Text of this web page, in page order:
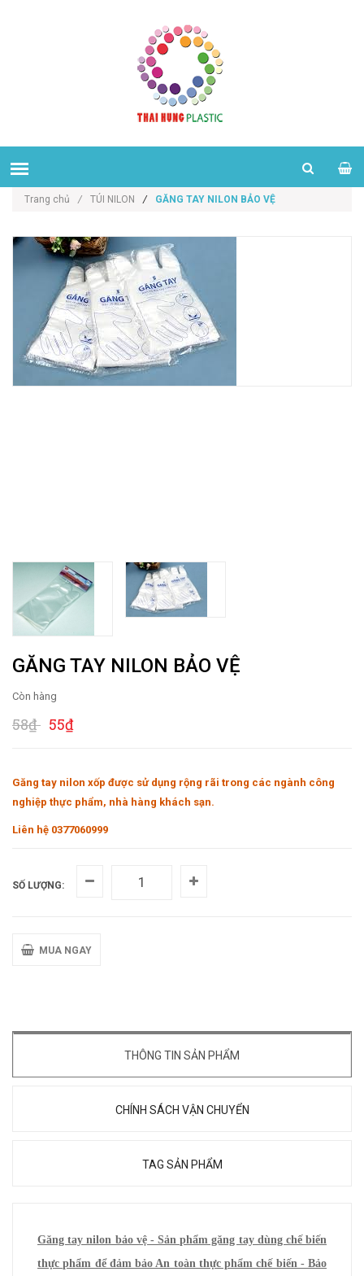
Trang chủ / TÚI NILON / GĂNG TAY NILON BẢO VỆ
GĂNG TAY NILON BẢO VỆ
Còn hàng
58₫ 55₫
Găng tay nilon xốp được sử dụng rộng rãi trong các ngành công
nghiệp thực phẩm, nhà hàng khách sạn.
Liên hệ 0377060999
SỐ LƯỢNG:
MUA NGAY
THÔNG TIN SẢN PHẨM
CHÍNH SÁCH VẬN CHUYỂN
TAG SẢN PHẨM
Găng tay nilon bảo vệ - Sản phẩm găng tay dùng chế biến
thực phẩm để đảm bảo An toàn thực phẩm chế biến - Bảo